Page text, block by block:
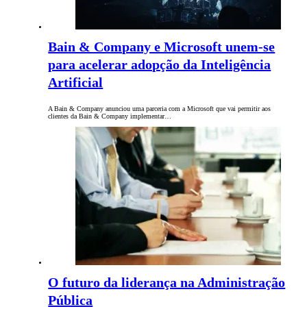
Bain & Company e Microsoft unem-se
para acelerar adopção da Inteligência
Artificial
A Bain & Company anunciou uma parceria com a Microsoft que vai permitir aos
clientes da Bain & Company implementar…
O futuro da liderança na Administração
Pública